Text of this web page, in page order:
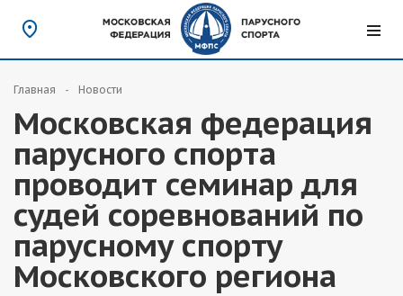
Главная Новости
Московская федерация
парусного спорта
проводит семинар для
судей соревнований по
парусному спорту
Московского региона